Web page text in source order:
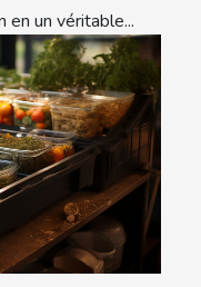
en un véritable...